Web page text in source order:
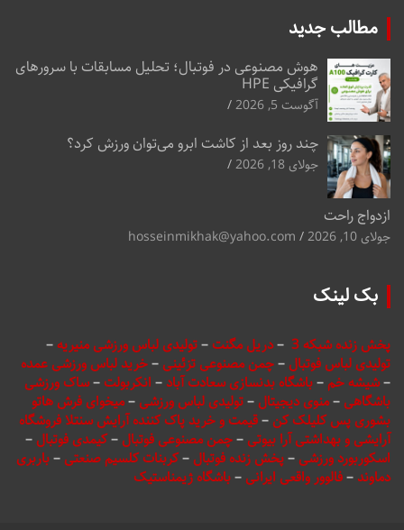
مطالب جدید
هوش مصنوعی در فوتبال؛ تحلیل مسابقات با سرورهای
گرافیکی HPE
آگوست 5, 2026
چند روز بعد از کاشت ابرو می‌توان ورزش کرد؟
جولای 18, 2026
ازدواج راحت
جولای 10, 2026 hosseinmikhak@yahoo.com
بک لینک
پخش زنده شبکه 3 –دریل مگنت–تولیدی لباس ورزشی منیریه–
تولیدی لباس فوتبال –چمن مصنوعی تزئینی –خرید لباس ورزشی عمده
–شیشه خم–باشگاه بدنسازی سعادت آباد – انکربولت–ساک ورزشی
باشگاهی –منوی دیجیتال –تولیدی لباس ورزشی –میخوای فرش هاتو
بشوری پس کلیلک کن –قیمت و خرید پاک کننده آرایش سنتلا فروشگاه
آرایشی و بهداشتی آرا بیوتی –چمن مصنوعی فوتبال –کیمدی فوتبال –
اسکوربورد ورزشی –پخش زنده فوتبال –کربنات کلسیم صنعتی –باربری
دماوند–فالوور واقعی ایرانی –باشگاه ژیمناستیک